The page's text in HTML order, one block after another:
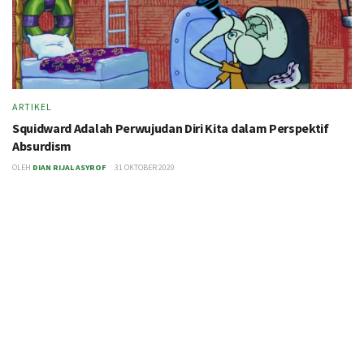
ARTIKEL
Squidward Adalah Perwujudan Diri Kita dalam Perspektif
Absurdism
OLEH DIAN RIJAL ASYROF 31 OKTOBER 2020